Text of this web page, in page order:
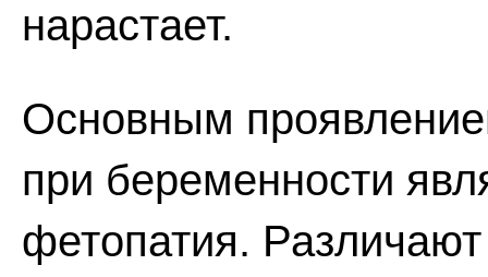
нарастает.
Основным
при беременности
фетопатия.